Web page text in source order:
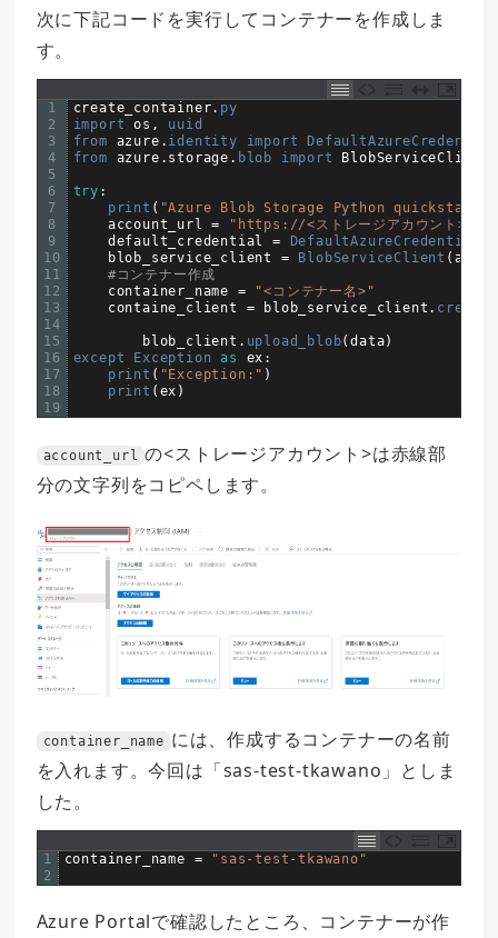
次に下記コードを実行してコンテナーを作成しま
す。
1
2
3
4
5
6
7
8
9
10
11
12
13
14
15
16
17
18
19
create_container. py
import os ,
uuid
from azure . identity import
DefaultAzureCredential
from azure . storage . blob import BlobServiceClient
try :
print ( "Azure Blob Storage Python quickstart
account_url
=
"https://<ストレージアカウント
default_credential
= DefaultAzureCredential
blob_service_client
= BlobServiceClient (
#コンテナー作成
container_name
=
"<コンテナー名>"
containe_client
= blob_service_client .
blob_client . upload_blob(data)
except
Exception as ex :
print ( "Exception:" )
print ( ex )
account_url の<ストレージアカウント>は赤線部
分の文字列をコピペします。
container_name には、作成するコンテナーの名前
を入れます。今回は「sas-test-tkawano」としま
した。
1
2
container_name = "sas-test-tkawano"
Azure Portalで確認したところ、コンテナーが作